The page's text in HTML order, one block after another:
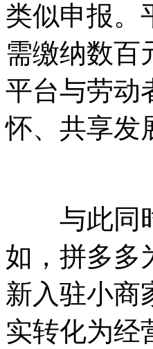
类似申报。
需缴纳数百
平台与劳动
怀、共享发
与此同时
如，拼多多
新入驻小商
实转化为经